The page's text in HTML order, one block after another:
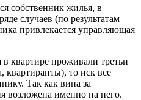
собственник жилья, в
случаев (по результатам
привлекается управляющая
квартире проживали третьи
квартиранты), то иск все
Так как вина за
возложена именно на него.